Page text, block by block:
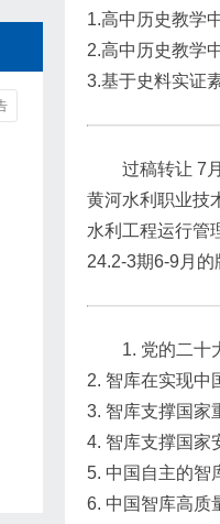
1.高中历史教学
2.高中历史教学
3.基于史料实证
过稿转让 7
黄河水利职业技
水利工程运行管
24.2-3期6-9月的
1. 党的二十
2. 智库在实现中
3. 智库支撑国家
4. 智库支撑国家
5. 中国自主的智
6. 中国智库高质